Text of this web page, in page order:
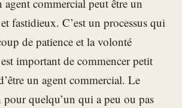
commercial peut être un
fastidieux. C’est un processus qui
de patience et la volonté
important de commencer petit
un agent commercial. Le
quelqu’un qui a peu ou pas